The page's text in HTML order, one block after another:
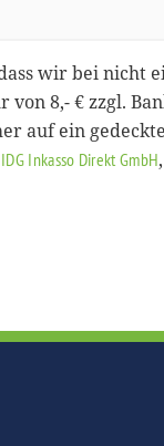
wir bei nicht
von 8,- € zzgl.
auf ein
IDG Inkasso Direkt GmbH